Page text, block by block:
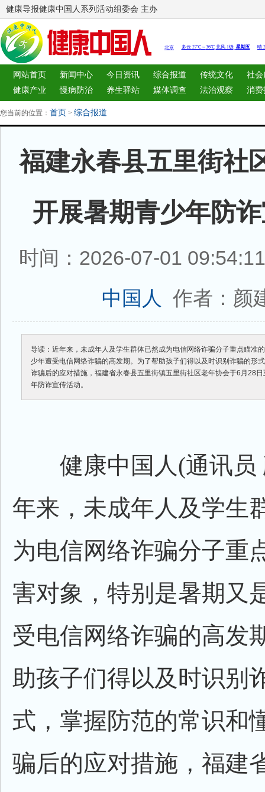
健康导报健康中国人系列活动组委会 主办
网站首页 新闻中心 今日资讯 综合报道 传统文化
社会
健康产业
慢病防治 养生驿站 媒体调查 法治观察
消费
您当前的位置： 首页 > 综合报道
福建永春县五里街社
开展暑期青少年防
时间：2026-07-01
中国人 作者：颜
导读：近年来，未成年人及学生群体已然成为电信网络诈骗分子重点瞄准
少年遭受电信网络诈骗的高发期。为了帮助孩子们得以及时识别诈骗的形
诈骗后的应对措施，福建省永春县五里街镇五里街社区老年协会于6月28
年防诈宣传活动。
健康中国人(通讯员
年来，未成年人及学生
为电信网络诈骗分子重
害对象，特别是暑期又
受电信网络诈骗的高发
助孩子们得以及时识别
式，掌握防范的常识和
骗后的应对措施，福建